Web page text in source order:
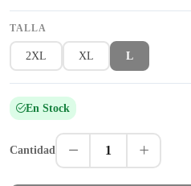
TALLA
2XL XL L
En Stock
Cantidad 1